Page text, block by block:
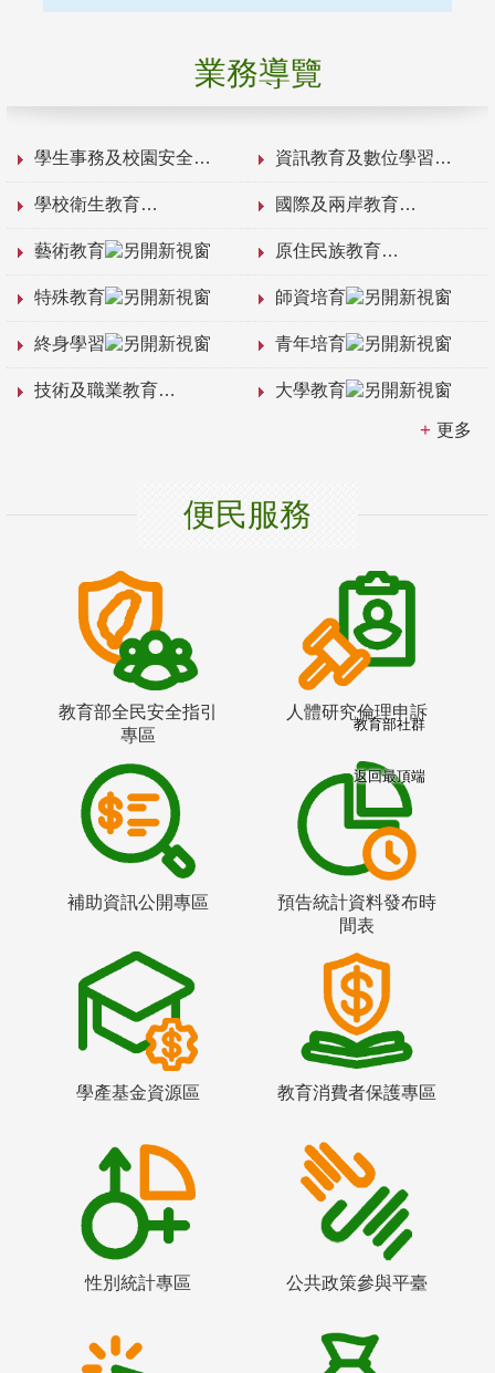
業務導覽
學生事務及校園安全 資訊教育及數位學習
學校衛生教育 國際及兩岸教育
藝術教育 原住民族教育
特殊教育 師資培育
終身學習 青年培育
技術及職業教育 大學教育
更多
便民服務
教育部全民安全指引
專區
人體研究倫理申訴
補助資訊公開專區
預告統計資料發布時
間表
學產基金資源區 教育消費者保護專區
性別統計專區 公共政策參與平臺
教育部社群
返回最頂端